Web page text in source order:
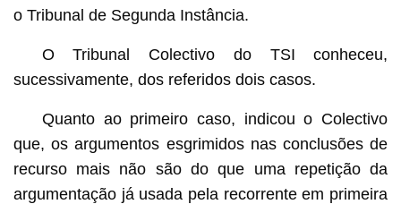
o Tribunal de Segunda Instância.
O Tribunal Colectivo do TSI conheceu,
sucessivamente, dos referidos dois casos.
Quanto ao primeiro caso, indicou o Colectivo
que, os argumentos esgrimidos nas conclusões de
recurso mais não são do que uma repetição da
argumentação já usada pela recorrente em primeira